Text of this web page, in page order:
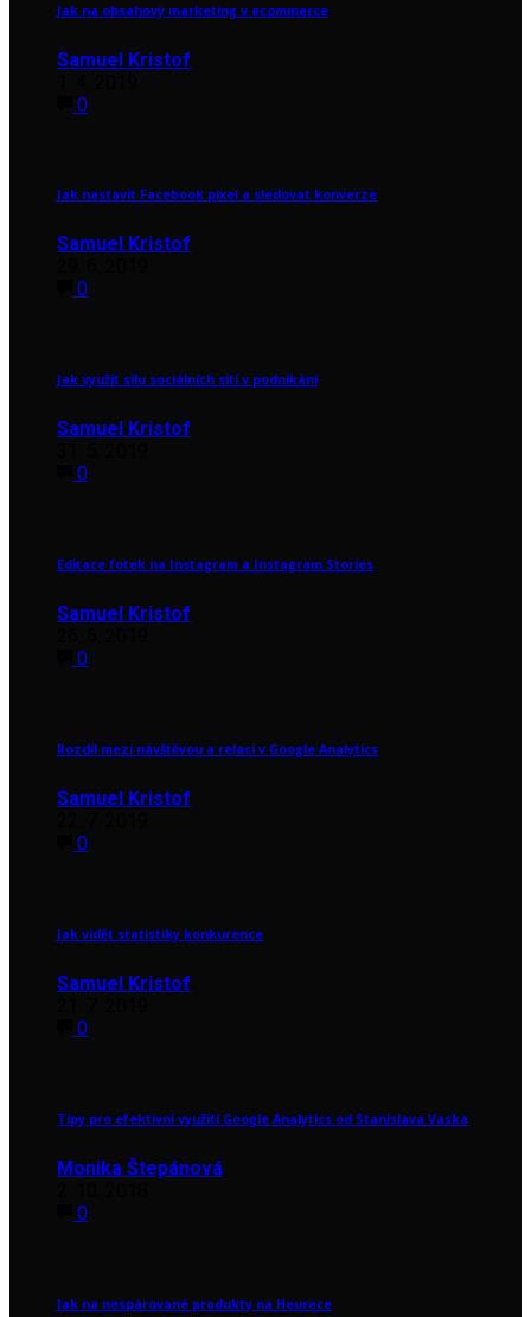
Jak na obsahový marketing v ecommerce
Samuel Kristof
0
Jak nastavit Facebook pixel a sledovat konverze
Samuel Kristof
0
Jak využít sílu sociálních sítí v podnikání
Samuel Kristof
0
Editace fotek na Instagram a Instagram Stories
Samuel Kristof
0
Rozdíl mezi návštěvou a relací v Google Analytics
Samuel Kristof
0
Jak vidět statistiky konkurence
Samuel Kristof
0
Tipy pro efektivní využití Google Analytics od Stanislava Vaska
Monika Štepánová
0
Jak na nespárované produkty na Heurece